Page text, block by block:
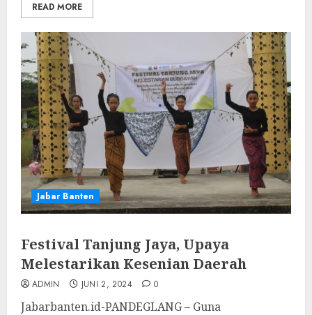
READ MORE
Jabar Banten
Festival Tanjung Jaya, Upaya
Melestarikan Kesenian Daerah
ADMIN JUNI 2, 2024 0
Jabarbanten.id-PANDEGLANG – Guna